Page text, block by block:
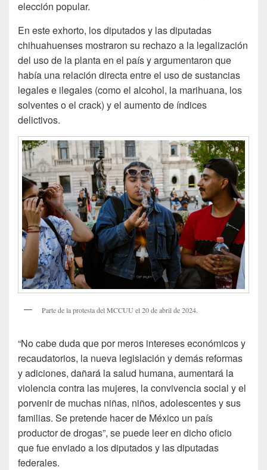
elección popular.
En este exhorto, los diputados y las diputadas
chihuahuenses mostraron su rechazo a la legalización
del uso de la planta en el país y argumentaron que
había una relación directa entre el uso de sustancias
legales e ilegales (como el alcohol, la marihuana, los
solventes o el crack) y el aumento de índices
delictivos.
Parte de la protesta del MCCUU el 20 de abril de 2024.
“No cabe duda que por meros intereses económicos y
recaudatorios, la nueva legislación y demás reformas
y adiciones, dañará la salud humana, aumentará la
violencia contra las mujeres, la convivencia social y el
porvenir de muchas niñas, niños, adolescentes y sus
familias. Se pretende hacer de México un país
productor de drogas”, se puede leer en dicho oficio
que fue enviado a los diputados y las diputadas
federales.